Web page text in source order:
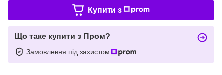
Купити з
Що таке купити з Пром?
Замовлення під захистом